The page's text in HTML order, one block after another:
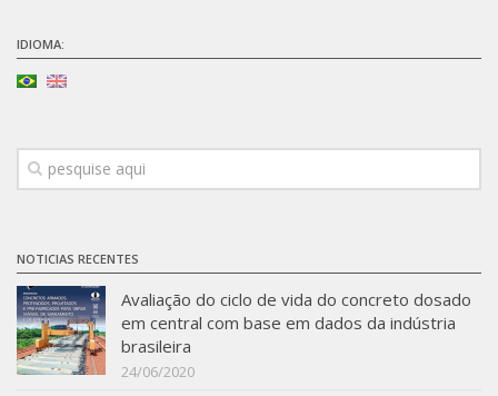
Revestimentos frios (CBSF)
SBTA 2017
Convênio ABCP-USP
LME: Laboratório Multiusuário
Publicações
IDIOMA:
NOTICIAS RECENTES
Avaliação do ciclo de vida do concreto dosado
em central com base em dados da indústria
brasileira
24/06/2020